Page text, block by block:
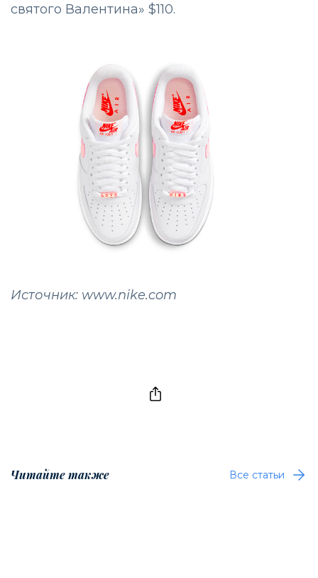
святого Валентина» $110.
Источник: www.nike.com
Читайте также Все статьи